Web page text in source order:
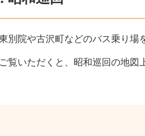
別院や古沢町などのバス乗り場
覧いただくと、昭和巡回の地図